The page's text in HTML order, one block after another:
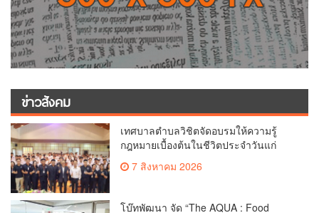
ข่าวสังคม
เทศบาลตำบลวิชิตจัดอบรมให้ความรู้
กฎหมายเบื้องต้นในชีวิตประจำวันแก่
เยาวชน
7 สิงหาคม 2026
โบ๊ทพัฒนา จัด “The AQUA : Food